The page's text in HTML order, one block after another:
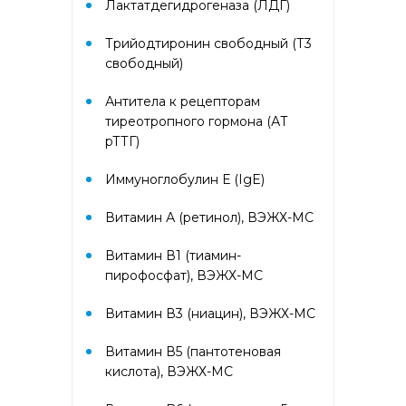
PR-10, Береза
rBet v4)
эффективности АСИТ: Злаковые
травы» IgE (ImmunoCAP)
(Тимофеевка луговая
rPhl p5b, Тимофеевка луговая,
аллергокомпонент, g214 rPhl p7,
Аллергокомплекс «Прогноз
эффективности АСИТ: Сорные
травы» IgE (ImmunoCAP)
w230 nAmb a1, Полынь, w231
Тимофеевка луговая, g214 rPhl
p7, rPhl p12)
Лактатдегидрогеназа (ЛДГ)
Трийодтиронин свободный (Т3
свободный)
Антитела к рецепторам
тиреотропного гормона (АТ
рТТГ)
Иммуноглобулин Е (IgE)
Витамин А (ретинол), ВЭЖХ-МС
Витамин В1 (тиамин-
пирофосфат), ВЭЖХ-МС
Витамин В3 (ниацин), ВЭЖХ-МС
Витамин В5 (пантотеновая
кислота), ВЭЖХ-МС